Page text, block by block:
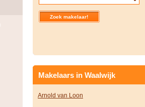
Makelaars in Waalwijk
Arnold van Loon